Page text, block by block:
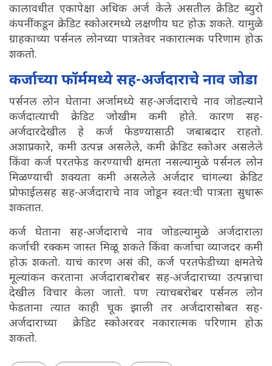
कालावधीत एकापेक्षा अधिक अर्ज केले असतील क्रेडिट ब्युरो
कंपनींकडून क्रेडिट स्कोअरमध्ये लक्षणीय घट होऊ शकते. यामुळे
ग्राहकाच्या पर्सनल लोनच्या पात्रतेवर नकारात्मक परिणाम होऊ
शकतो.
कर्जाच्या फॉर्ममध्ये सह-अर्जदाराचे नाव जोडा
पर्सनल लोन घेताना अर्जामध्ये सह-अर्जदाराचे नाव जोडल्याने
कर्जदात्याची क्रेडिट जोखीम कमी होते. कारण सह-
अर्जदारदेखील हे कर्ज फेडण्यासाठी जबाबदार राहतो.
अशाप्रकारे, कमी उत्पन्न असलेले, कमी क्रेडिट स्कोअर असलेले
किंवा कर्ज परतफेड करण्याची क्षमता नसल्यामुळे पर्सनल लोन
मिळण्याची शक्यता कमी असलेले अर्जदार चांगल्या क्रेडिट
प्रोफाईलसह सह-अर्जदाराचे नाव जोडून स्वत:ची पात्रता सुधारू
शकतात.
कर्ज घेताना सह-अर्जदाराचे नाव जोडल्यामुळे अर्जदाराला
कर्जाची रक्कम जास्त मिळू शकते किंवा कर्जाचा व्याजदर कमी
होऊ शकतो. याचं कारण असं की, कर्ज परतफेडीच्या क्षमतेचे
मूल्यांकन करताना अर्जदाराबरोबर सह-अर्जदाराच्या उत्पन्नाचा
देखील विचार केला जातो. पण त्याचबरोबर पर्सनल लोन
फेडताना त्यात काही चूक झाली तर अर्जदारासोबत सह-
अर्जदाराच्या क्रेडिट स्कोअरवर नकारात्मक परिणाम होऊ
शकतो.